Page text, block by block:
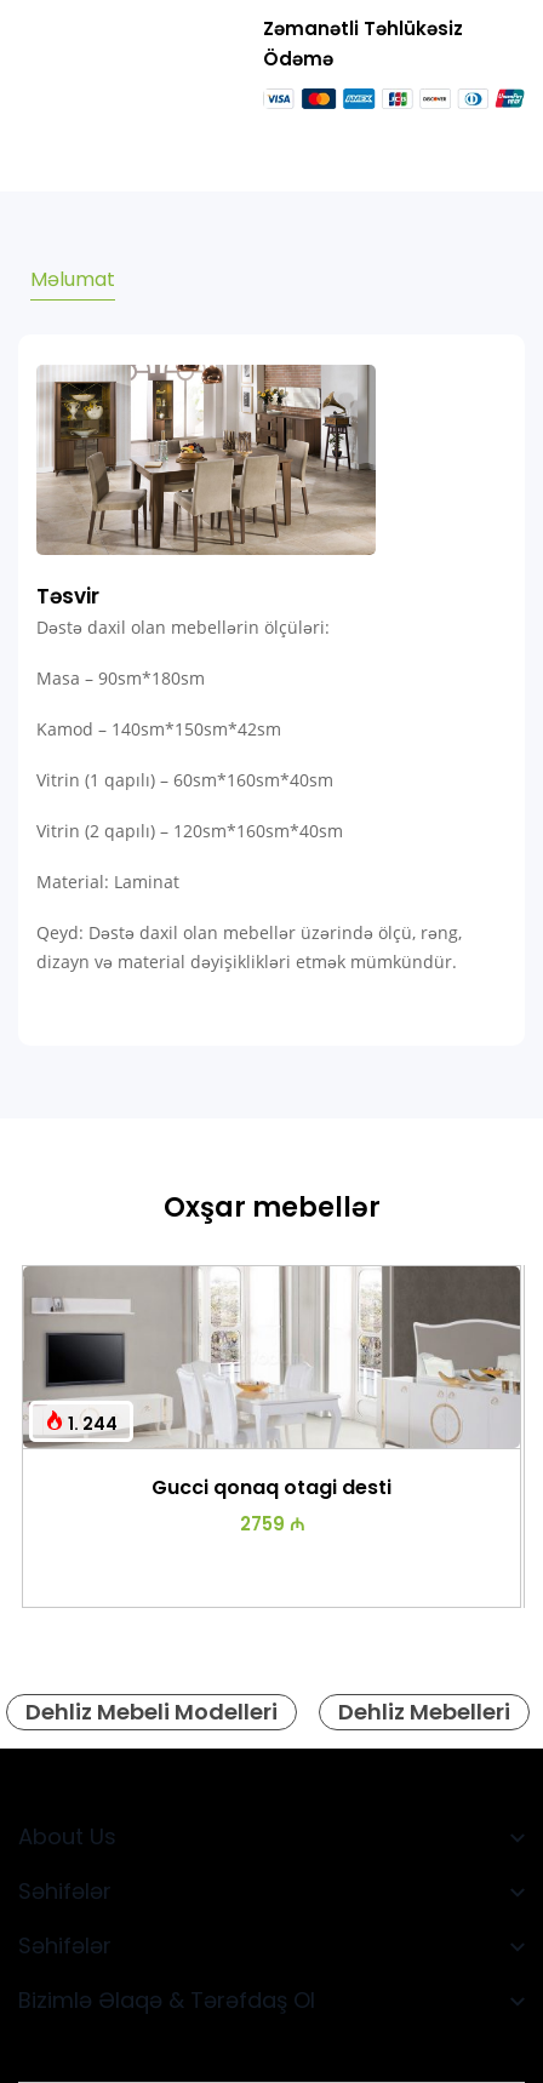
Zəmanətli Təhlükəsiz
Ödəmə
Məlumat
Təsvir
Dəstə daxil olan mebellərin ölçüləri:
Masa – 90sm*180sm
Kamod – 140sm*150sm*42sm
Vitrin (1 qapılı) – 60sm*160sm*40sm
Vitrin (2 qapılı) – 120sm*160sm*40sm
Material: Laminat
Qeyd: Dəstə daxil olan mebellər üzərində ölçü, rəng,
dizayn və material dəyişiklikləri etmək mümkündür.
Oxşar mebellər
1. 244
Gucci qonaq otagi desti
2759 ₼
Dehliz Mebeli Modelleri Dehliz Mebelleri
About Us
Səhifələr
Səhifələr
Bizimlə Əlaqə & Tərəfdaş Ol